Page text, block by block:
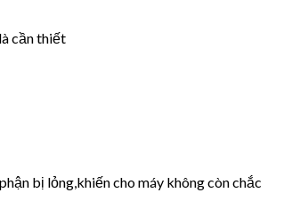
cần thiết
bị lỏng,khiến cho máy không còn chắc